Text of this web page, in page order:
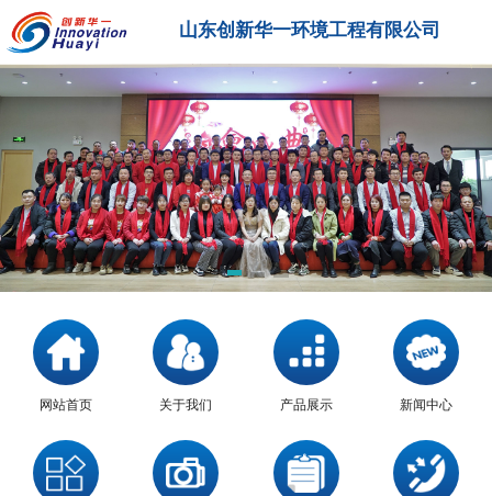
山东创新华一环境工程有限公司
网站首页 关于我们 产品展示 新闻中心